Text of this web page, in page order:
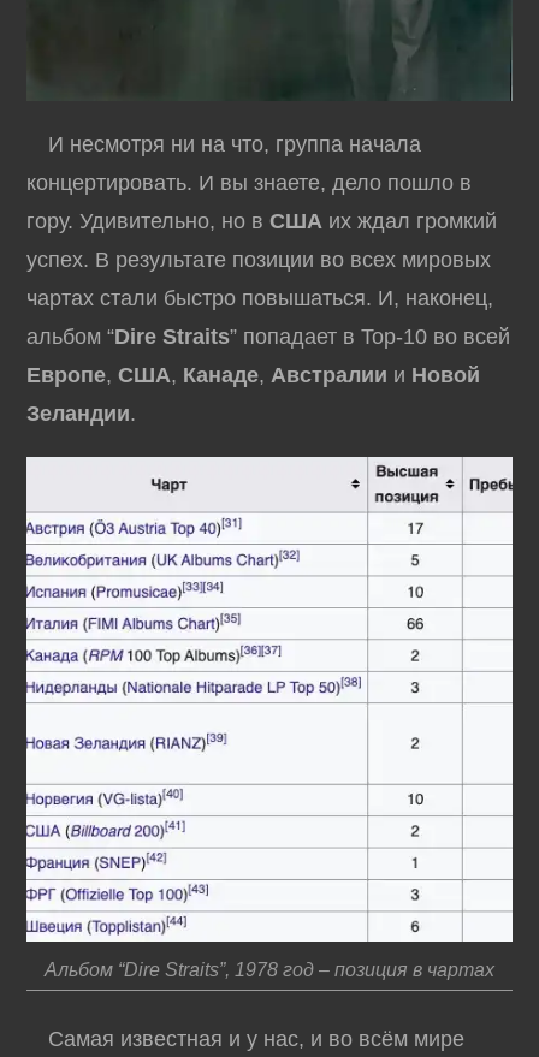
И несмотря ни на что, группа начала
концертировать. И вы знаете, дело пошло в
гору. Удивительно, но вСША их ждал громкий
успех. В результате позиции во всех мировых
чартах стали быстро повышаться. И, наконец,
альбом “Dire Straits” попадает в Top-10 во всей
Европе,США, Канаде,Австралии и Новой
Зеландии.
Альбом “Dire Straits”, 1978 год – позиция в чартах
Самая известная и у нас, и во всём мире